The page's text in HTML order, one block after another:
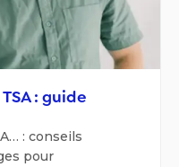
: guide
: conseils
pour